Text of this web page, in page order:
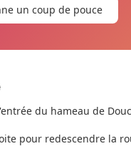
un coup de pouce
du hameau de
pour redescendre la